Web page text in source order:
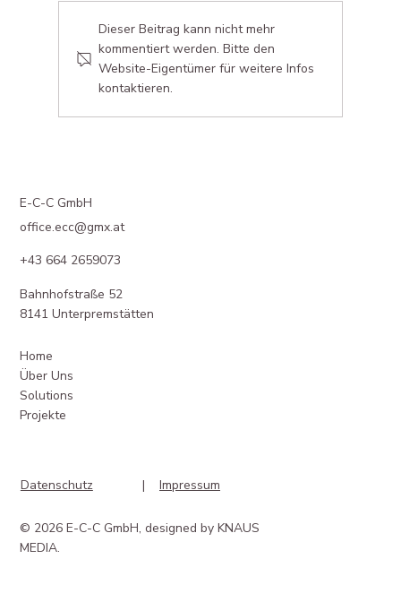
Dieser Beitrag kann nicht mehr
kommentiert werden. Bitte den
Website-Eigentümer für weitere Infos
kontaktieren.
E-C-C GmbH
office.ecc@gmx.at
+43 664 2659073
Bahnhofstraße 52
8141 Unterpremstätten
Home
Über Uns
Solutions
Projekte
Datenschutz | Impressum
© 2026 E-C-C GmbH, designed by KNAUS
MEDIA.